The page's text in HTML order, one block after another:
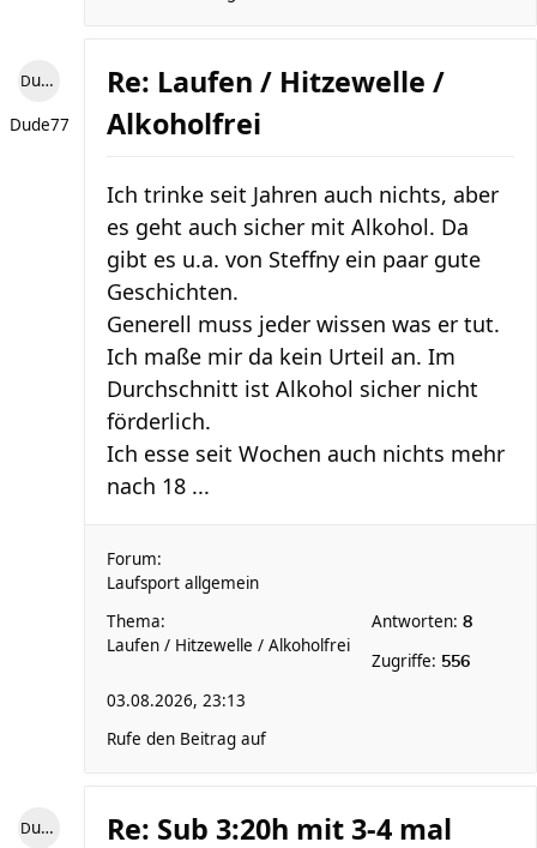
Dude77
Dude77
Re: Laufen / Hitzewelle /
Alkoholfrei
Ich trinke seit Jahren auch nichts, aber
es geht auch sicher mit Alkohol. Da
gibt es u.a. von Steffny ein paar gute
Geschichten.
Generell muss jeder wissen was er tut.
Ich maße mir da kein Urteil an. Im
Durchschnitt ist Alkohol sicher nicht
förderlich.
Ich esse seit Wochen auch nichts mehr
nach 18 ...
Forum:
Laufsport allgemein
Thema:
Laufen / Hitzewelle / Alkoholfrei
Antworten: 8
Zugriffe: 556
03.08.2026, 23:13
Rufe den Beitrag auf
Dude77 Re: Sub 3:20h mit 3-4 mal